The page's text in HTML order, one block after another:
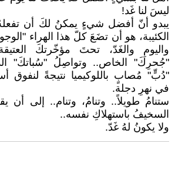
ليسَ لنا غَد!
يبدو أنّ أفضل شيءٍ يمكنُ لكَ أن
الكئيبة، هو أن تضَعَ كلّ هذا الهراء
واليومِ والغَدّ، تحتَ مؤخّرتكَ
"جُحرِكَ" الخاص.. وتواصِلُ "سُباتكَ"
"دُبٍّ" مُصابٍ باللوكيميا نتيجةً لنفوق
في نهرِ دجلة.
ستنامُ طويلاً.. وتنامُ، وتنام.. إلى أن
السخيفُ باستهلاكِ نفسه..
ولا يكونُ لهُ غَدّ.